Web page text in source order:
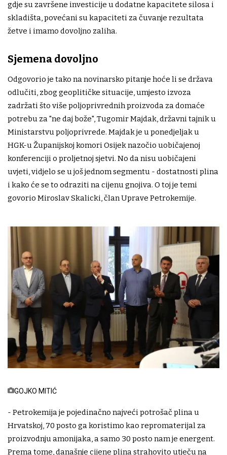
gdje su završene investicije u dodatne kapacitete silosa i
skladišta, povećani su kapaciteti za čuvanje rezultata
žetve i imamo dovoljno zaliha.
Sjemena dovoljno
Odgovorio je tako na novinarsko pitanje hoće li se država
odlučiti, zbog geoplitičke situacije, umjesto izvoza
zadržati što više poljoprivrednih proizvoda za domaće
potrebu za "ne daj bože", Tugomir Majdak, državni tajnik u
Ministarstvu poljoprivrede. Majdak je u ponedjeljak u
HGK-u Županijskoj komori Osijek nazočio uobičajenoj
konferenciji o proljetnoj sjetvi. No da nisu uobičajeni
uvjeti, vidjelo se u još jednom segmentu - dostatnosti plina
i kako će se to odraziti na cijenu gnojiva. O toj je temi
govorio Miroslav Skalicki, član Uprave Petrokemije.
GOJKO MITIĆ
- Petrokemija je pojedinačno najveći potrošač plina u
Hrvatskoj, 70 posto ga koristimo kao repromaterijal za
proizvodnju amonijaka, a samo 30 posto nam je energent.
Prema tome, današnje cijene plina strahovito utječu na